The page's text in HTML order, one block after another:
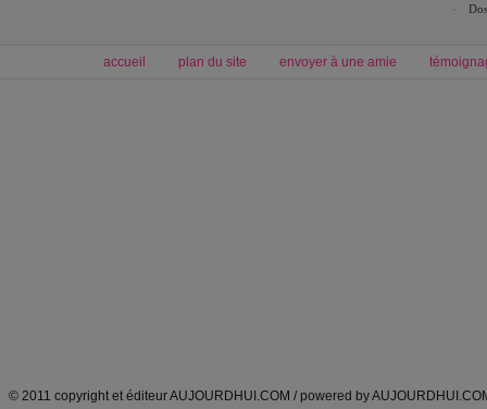
accueil plan du site envoyer à une amie
© 2011 copyright et éditeur AUJOURDHUI.COM / powered by